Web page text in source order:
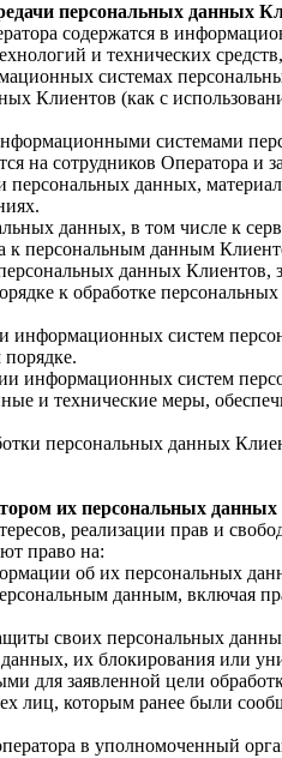
персональных данных
содержатся в
и технических
системах
Клиентов (как с
системами
на сотрудников Оператора и
данных,
данных, в том числе к
персональным данным
данных Клиентов,
к обработке
информационных систем
информационных систем
и технические меры,
персональных данных
их персональных данных
реализации прав и
право на:
об их персональных
данным, включая
своих персональных
данных, их блокирования или
для заявленной цели
лиц, которым ранее были
в уполномоченный